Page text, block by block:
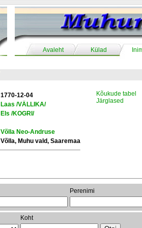
Avaleht Külad
1770-12-04
Laas /VÄLLIKA/
Els /KOGRI/
Võlla Neo-Andruse
Võlla, Muhu vald, Saaremaa
Kõukude tabel
Järglased
Perenimi
Koht